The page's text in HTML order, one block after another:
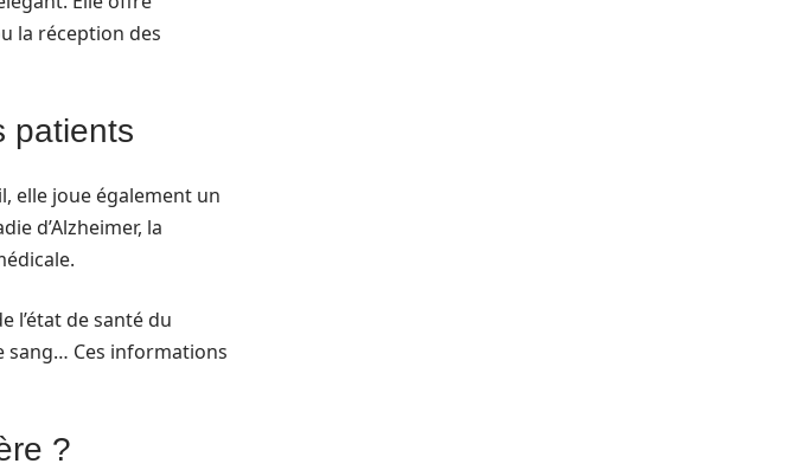
la réception des
patients
elle joue également un
d’Alzheimer, la
l’état de santé du
sang… Ces informations
?